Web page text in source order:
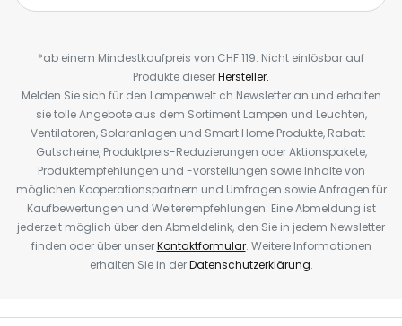
*ab einem Mindestkaufpreis von CHF 119. Nicht einlösbar auf
Produkte dieserHersteller.
Melden Sie sich für den Lampenwelt.ch Newsletter an und erhalten
sie tolle Angebote aus dem Sortiment Lampen und Leuchten,
Ventilatoren, Solaranlagen und Smart Home Produkte, Rabatt-
Gutscheine, Produktpreis-Reduzierungen oder Aktionspakete,
Produktempfehlungen und -vorstellungen sowie Inhalte von
möglichen Kooperationspartnern und Umfragen sowie Anfragen für
Kaufbewertungen und Weiterempfehlungen. Eine Abmeldung ist
jederzeit möglich über den Abmeldelink, den Sie in jedem Newsletter
finden oder über unserKontaktformular. Weitere Informationen
erhalten Sie in derDatenschutzerklärung.